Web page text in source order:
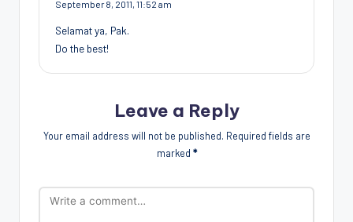
September 8, 2011, 11:52 am
Selamat ya, Pak.
Do the best!
Leave a Reply
Your email address will not be published. Required fields are
marked *